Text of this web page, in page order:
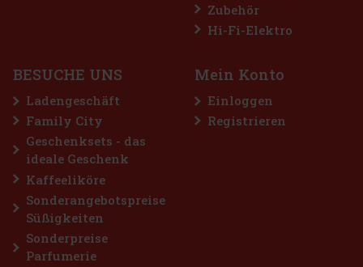
Nuxe Huile Prodigieuse® Or Florale ist ein kultiges Trockenöl, das
Luxus und natürliche Pflege vereint. Angereichert mit 7 wertvollen,
100% pflanzlichen Ölen und goldenen Perlenpartikeln, verleiht
Zubehör
Hi-Fi-Elektro
BESUCHE UNS
Ladengeschäft
Family City
Geschenksets - das
ideale Geschenk
Kaffeeliköre
Sonderangebotspreise
Süßigkeiten
Sonderpreise
Parfumerie
Mein Konto
Einloggen
Registrieren